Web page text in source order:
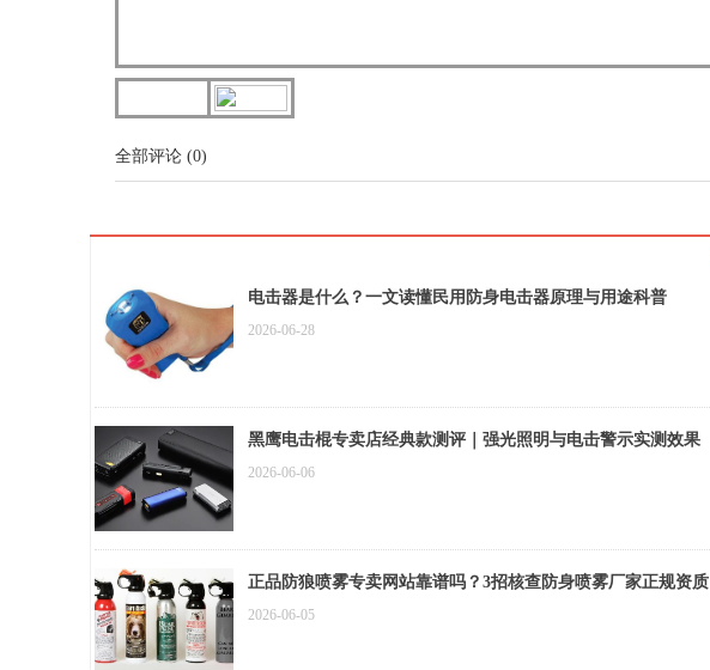
全部评论 (0)
电击器是什么？一文读懂民用防身电击器原理与用途科普
2026-06-28
黑鹰电击棍专卖店经典款测评｜强光照明与电击警示实测效果
2026-06-06
正品防狼喷雾专卖网站靠谱吗？3招核查防身喷雾厂家正规资质
2026-06-05